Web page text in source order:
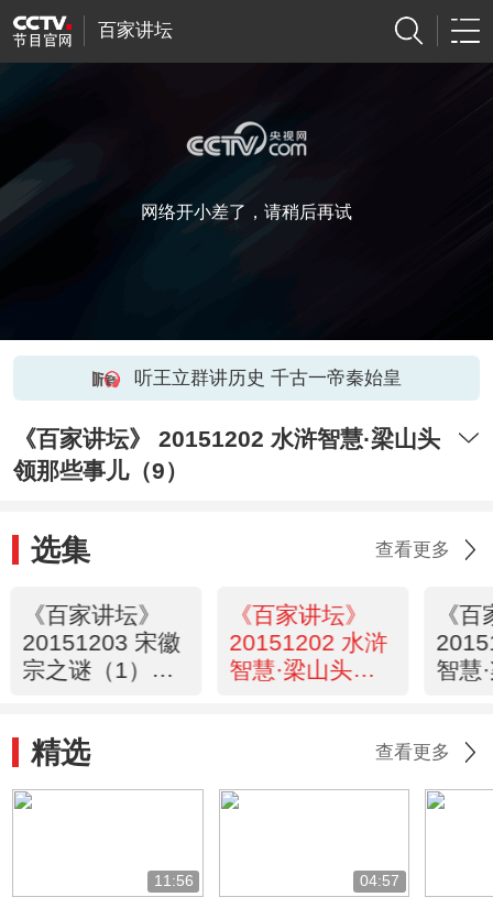
百家讲坛
网络开小差了，请稍后再试
听王立群讲历史 千古一帝秦始皇
《百家讲坛》 20151202 水浒智慧·梁山头
领那些事儿（9）
选集 查看更多
《百家讲坛》
20151203 宋徽
宗之谜（1）意
《百家讲坛》
20151202 水浒
智慧·梁山头领
《
智慧
精选 查看更多
11:56 04:57